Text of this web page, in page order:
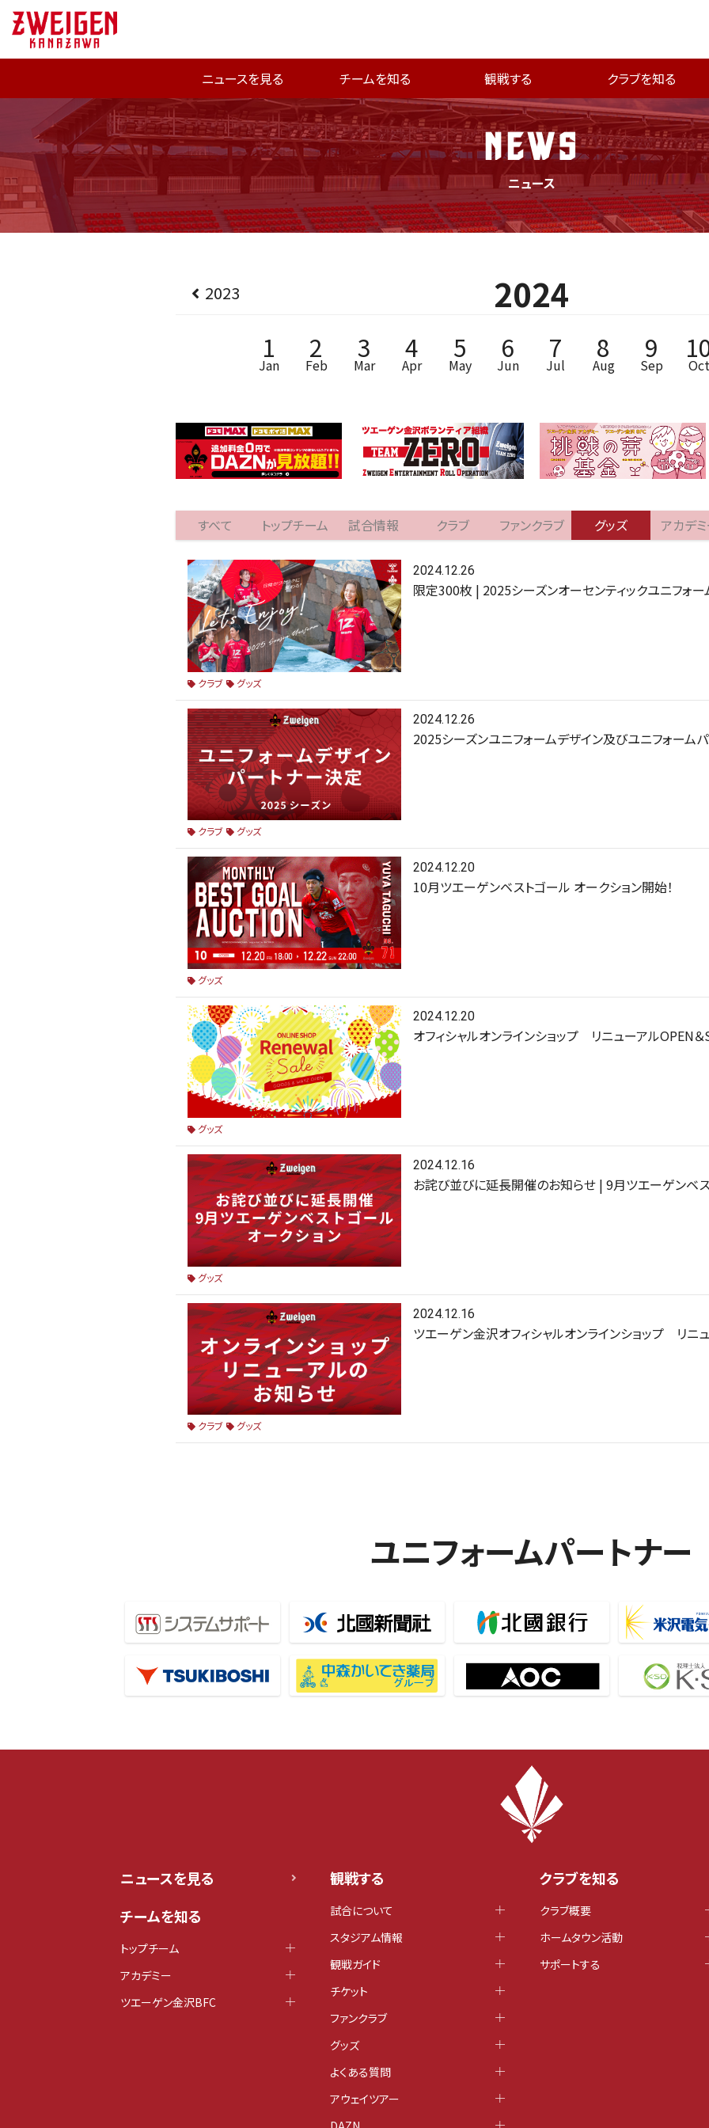
ニュースを見る チームを知る 観戦する クラブを知る
NEWS
ニュース
2023 2024
1
Jan
2
Feb
3
Mar
4
Apr
5
May
6
Jun
7
Jul
8
Aug
9
Sep Oct
すべて トップチーム 試合情報 クラブ ファンクラブ グッズ アカデ
2024.12.26
限定300枚 | 2025シーズンオーセンティックユニフォー
クラブ グッズ
2024.12.26
2025シーズンユニフォームデザイン及びユニフォーム
クラブ グッズ
2024.12.20
10月ツエーゲンベストゴール オークション開始！
グッズ
2024.12.20
オフィシャルオンラインショップ リニューアルOPEN＆
グッズ
2024.12.16
お詫び並びに延長開催のお知らせ | 9月ツエーゲンベス
グッズ
2024.12.16
ツエーゲン金沢オフィシャルオンラインショップ リニ
クラブ グッズ
ユニフォームパートナー
ニュースを見る
チームを知る
トップチーム
アカデミー
ツエーゲン金沢BFC
観戦する
試合について
スタジアム情報
観戦ガイド
チケット
ファンクラブ
グッズ
よくある質問
アウェイツアー
クラブを知る
クラブ概要
ホームタウン活動
サポートする